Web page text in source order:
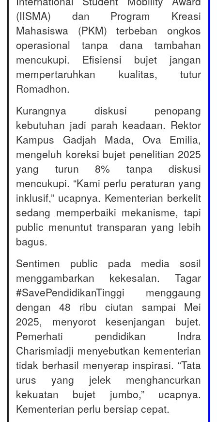
(IISMA) dan Program Kreasi
Mahasiswa (PKM) terbeban ongkos
operasional tanpa dana tambahan
mencukupi. Efisiensi bujet jangan
mempertaruhkan kualitas, tutur
Romadhon.
Kurangnya diskusi penopang
kebutuhan jadi parah keadaan. Rektor
Kampus Gadjah Mada, Ova Emilia,
mengeluh koreksi bujet penelitian 2025
yang turun 8% tanpa diskusi
mencukupi. “Kami perlu peraturan yang
inklusif,” ucapnya. Kementerian berkelit
sedang memperbaiki mekanisme, tapi
public menuntut transparan yang lebih
bagus.
Sentimen public pada media sosil
menggambarkan kekesalan. Tagar
#SavePendidikanTinggi menggaung
dengan 48 ribu ciutan sampai Mei
2025, menyorot kesenjangan bujet.
Pemerhati pendidikan Indra
Charismiadji menyebutkan kementerian
tidak berhasil menyerap inspirasi. “Tata
urus yang jelek menghancurkan
kekuatan bujet jumbo,” ucapnya.
Kementerian perlu bersiap cepat.